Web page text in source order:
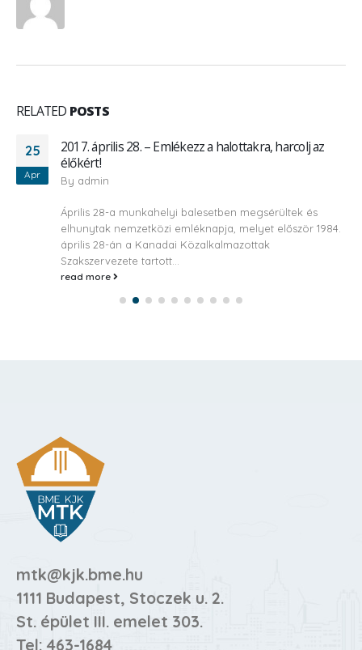
RELATED POSTS
25
Apr
2017. április 28. – Emlékezz a halottakra, harcolj az
élőkért!
By admin
Április 28-a munkahelyi balesetben megsérültek és
elhunytak nemzetközi emléknapja, melyet először 1984.
április 28-án a Kanadai Közalkalmazottak
Szakszervezete tartott...
read more
mtk@kjk.bme.hu
1111 Budapest, Stoczek u. 2.
St. épület III. emelet 303.
Tel: 463-1684